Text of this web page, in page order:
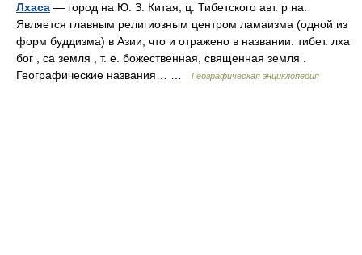
Лхаса — город на Ю. З. Китая, ц. Тибетского авт. р на.
Является главным религиозным центром ламаизма (одной из
форм буддизма) в Азии, что и отражено в названии: тибет. лха
бог , са земля , т. е. божественная, священная земля .
Географические названия… …
Географическая энциклопедия